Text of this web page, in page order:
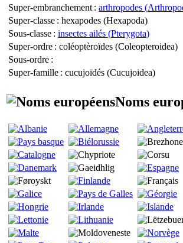
Super-embranchement : arthropodes (
Super-classe : hexapodes (Hexapoda)
Sous-classe : insectes ailés (Pterygota)
Super-ordre : coléoptèroïdes (Coleopteroidea)
Sous-ordre :
Super-famille : cucujoïdés (Cucujoidea)
Noms